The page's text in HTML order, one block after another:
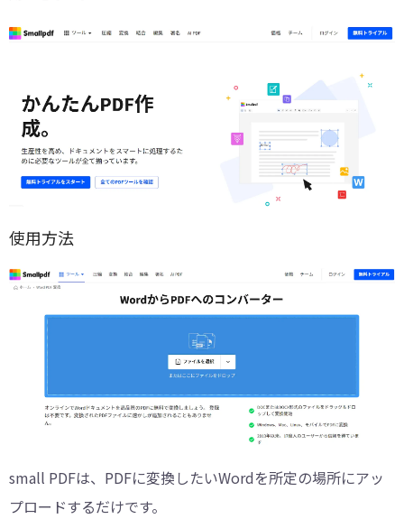
使用方法
small PDFは、PDFに変換したいWordを所定の場所にアッ
プロードするだけです。